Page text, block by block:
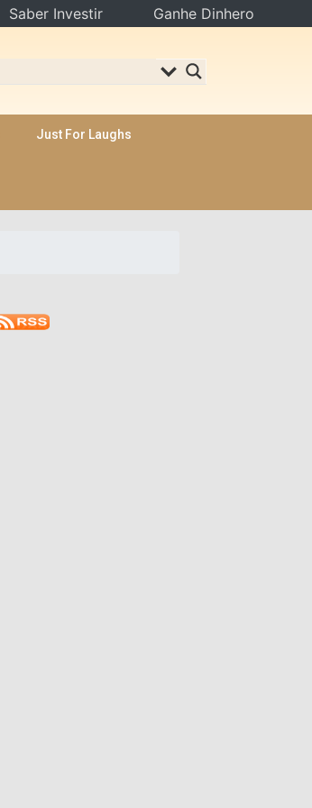
Just For Laughs
Saber Investir Ganhe Dinhero